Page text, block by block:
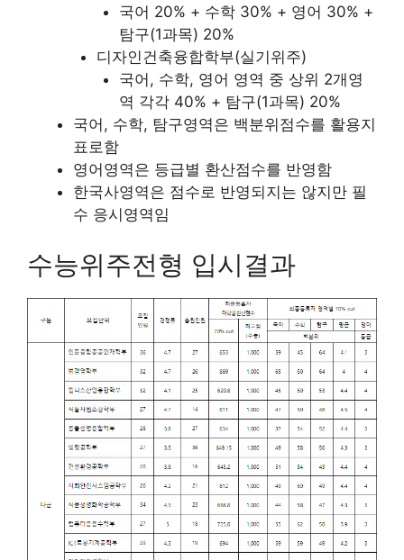
국어 20% + 수학 30% + 영어 30% +
탐구(1과목) 20%
디자인건축융합학부(실기위주)
국어, 수학, 영어 영역 중 상위 2개영
역 각각 40% + 탐구(1과목) 20%
국어, 수학, 탐구영역은 백분위점수를 활용지
표로함
영어영역은 등급별 환산점수를 반영함
한국사영역은 점수로 반영되지는 않지만 필
수 응시영역임
수능위주전형 입시결과